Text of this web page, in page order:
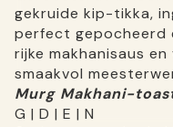
gekruide kip-tikka,
perfect gepocheerd
rijke makhanisaus
smaakvol
Murg Makhani-
G | D | E | N